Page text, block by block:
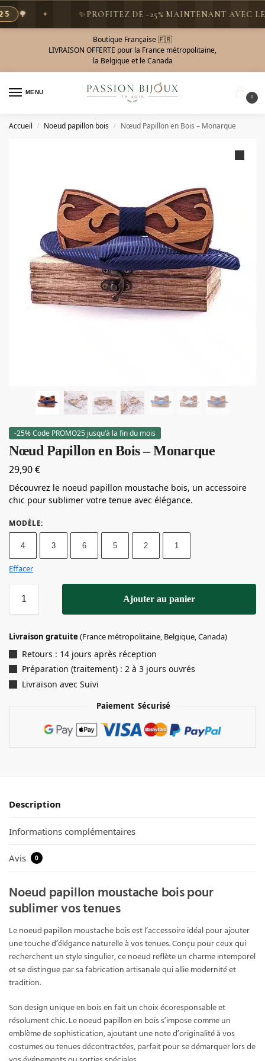
🌳 PROFITEZ DE -25% MAINTENANT AVEC LE
Boutique Française 🇫🇷
LIVRAISON OFFERTE pour la France métropolitaine,
la Belgique et le Canada
MENU
0
Accueil / Noeud papillon bois / Nœud Papillon en Bois – Monarque
-25% Code PROMO25 jusqu'à la fin du mois
Nœud Papillon en Bois – Monarque
29,90€
Découvrez le noeud papillon moustache bois, un accessoire
chic pour sublimer votre tenue avec élégance.
MODÈLE:
4 3 6 5 2 1
Effacer
Ajouter au panier
Livraison gratuite (France métropolitaine, Belgique, Canada)
Retours : 14 jours après réception
Préparation (traitement) : 2 à 3 jours ouvrés
Livraison avec Suivi
Paiement Sécurisé
Description
Informations complémentaires
Avis 0
Noeud papillon moustache bois pour
sublimer vos tenues
Le noeud papillon moustache bois est l’accessoire idéal pour ajouter
une touche d’élégance naturelle à vos tenues. Conçu pour ceux qui
recherchent un style singulier, ce noeud reflète un charme intemporel
et se distingue par sa fabrication artisanale qui allie modernité et
tradition.
Son design unique en bois en fait un choix écoresponsable et
résolument chic. Le noeud papillon en bois s’impose comme un
emblème de sophistication, ajoutant une note d’originalité à vos
costumes ou tenues décontractées, parfait pour se démarquer lors de